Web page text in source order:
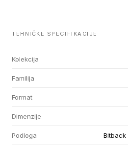
TEHNIČKE SPECIFIKACIJE
Kolekcija
Familija
Format
Dimenzije
Podloga Bitback